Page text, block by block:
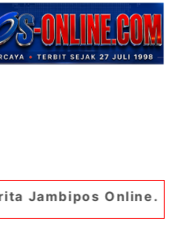
Portal Berita